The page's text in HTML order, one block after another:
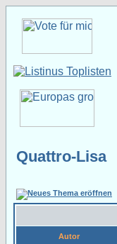
Quattro-Lisa
Autor